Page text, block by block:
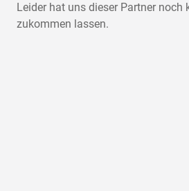
Leider hat uns dieser Partner
zukommen lassen.